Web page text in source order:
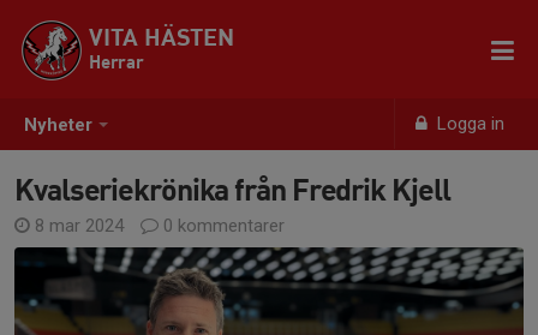
Nyheter Logga in
VITA HÄSTEN
Herrar
Kvalseriekrönika från Fredrik Kjell
8 mar 2024 0 kommentarer